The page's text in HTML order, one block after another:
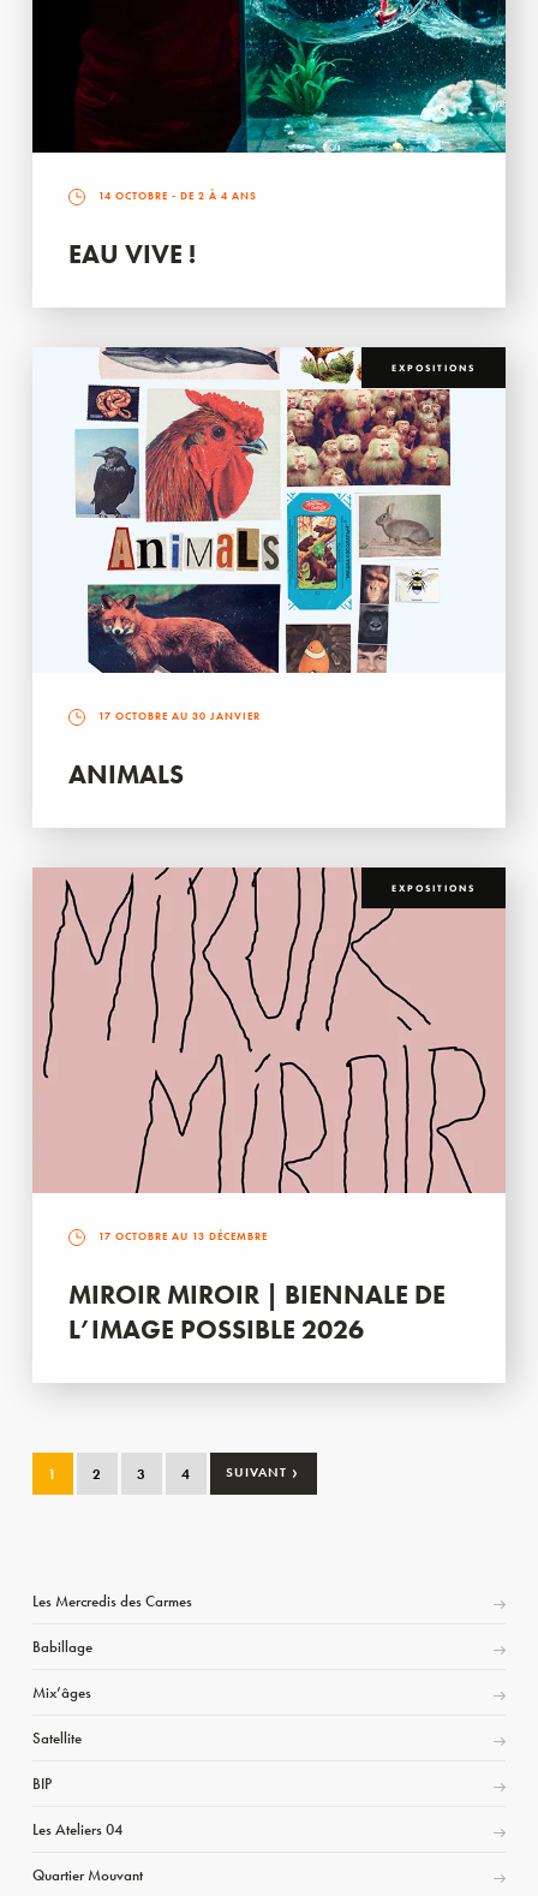
14 OCTOBRE - DE 2 À 4 ANS
EAU VIVE !
EXPOSITIONS
17 OCTOBRE AU 30 JANVIER
ANIMALS
EXPOSITIONS
17 OCTOBRE AU 13 DÉCEMBRE
MIROIR MIROIR | BIENNALE DE
L’IMAGE POSSIBLE 2026
1 2 3 4 SUIVANT ›
Les Mercredis des Carmes
Babillage
Mix’âges
Satellite
BIP
Les Ateliers 04
Quartier Mouvant